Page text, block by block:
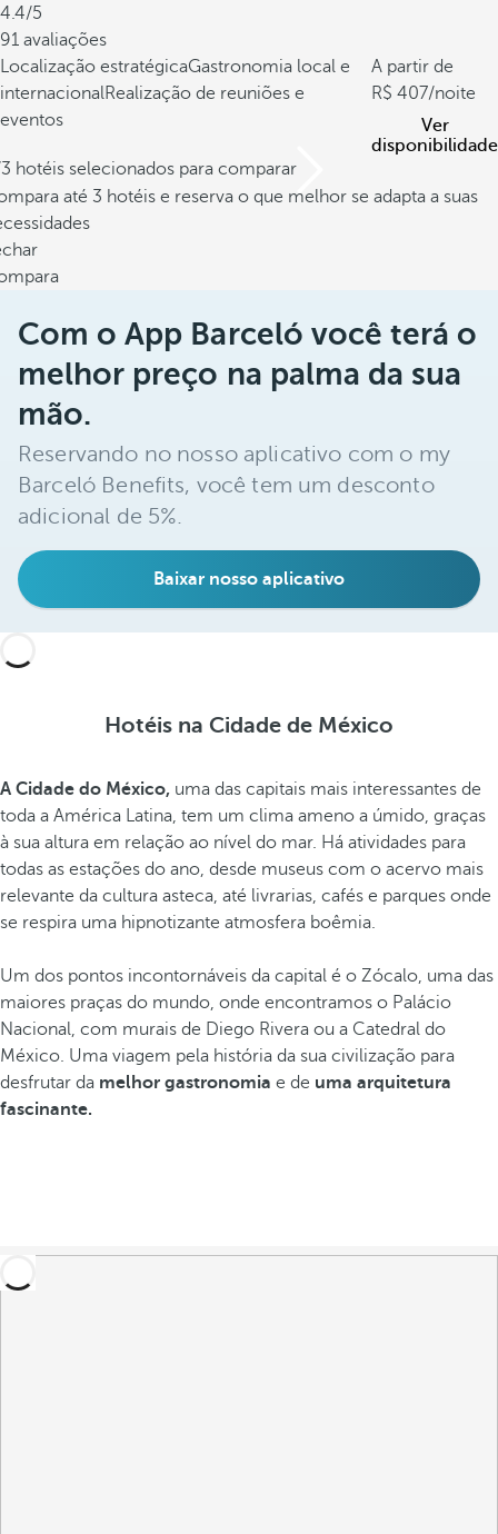
4.4/5
91 avaliações
Localização estratégicaGastronomia local e
internacionalRealização de reuniões e
eventos
A partir de
407/noite
Ver
disponibilidade
hotéis selecionados para comparar
até 3 hotéis e reserva o que melhor se adapta a suas
Com o App Barceló você terá o
melhor preço na palma da sua
mão.
Reservando no nosso aplicativo com o my
Barceló Benefits, você tem um desconto
adicional de 5%.
Baixar nosso aplicativo
Hotéis na Cidade de México
A Cidade do México, uma das capitais mais interessantes de
toda a América Latina, tem um clima ameno a úmido, graças
à sua altura em relação ao nível do mar. Há atividades para
todas as estações do ano, desde museus com o acervo mais
relevante da cultura asteca, até livrarias, cafés e parques onde
se respira uma hipnotizante atmosfera boêmia.
Um dos pontos incontornáveis da capital é o Zócalo, uma das
maiores praças do mundo, onde encontramos o Palácio
Nacional, com murais de Diego Rivera ou a Catedral do
México. Uma viagem pela história da sua civilização para
desfrutar da melhor gastronomia e de uma arquitetura
fascinante.